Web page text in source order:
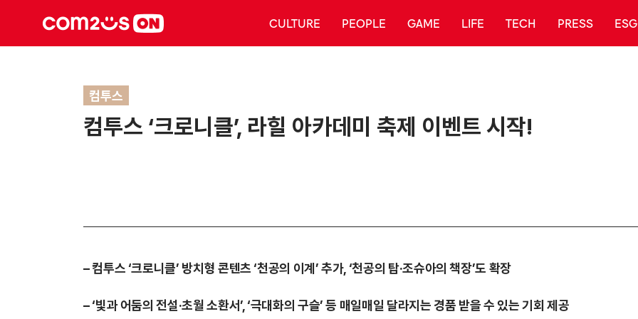
CULTURE PEOPLE GAME LIFE TECH PRESS ESG
컴투스
컴투스 ‘크로니클’, 라힐 아카데미 축제 이벤트 시작!
– 컴투스 ‘크로니클’ 방치형 콘텐츠 ‘천공의 이계’ 추가, ‘천공의 탑·조슈아의 책장’도 확장
– ‘빛과 어둠의 전설·초월 소환서’, ‘극대화의 구슬’ 등 매일매일 달라지는 경품 받을 수 있는 기회 제공